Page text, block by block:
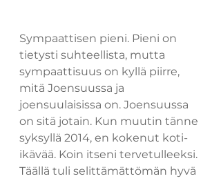
Sympaattisen pieni. Pieni on
tietysti suhteellista, mutta
sympaattisuus on kyllä piirre,
mitä Joensuussa ja
joensuulaisissa on. Joensuussa
on sitä jotain. Kun muutin tänne
syksyllä 2014, en kokenut koti-
ikävää. Koin itseni tervetulleeksi.
Täällä tuli selittämättömän hyvä